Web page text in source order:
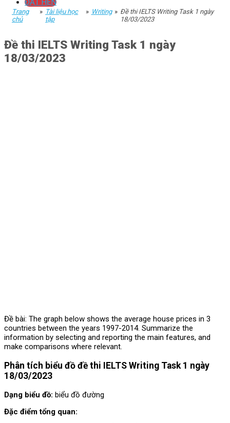
ĐẶT HẸN
Trang
chủ
» Tài liệu học
tập
» Writing » Đề thi IELTS Writing Task 1 ngày
18/03/2023
Đề thi IELTS Writing Task 1 ngày
18/03/2023
Đề bài: The graph below shows the average house prices in 3
countries between the years 1997-2014. Summarize the
information by selecting and reporting the main features, and
make comparisons where relevant.
Phân tích biểu đồ đề thi IELTS Writing Task 1 ngày
18/03/2023
Dạng biểu đồ: biểu đồ đường
Đặc điểm tổng quan: